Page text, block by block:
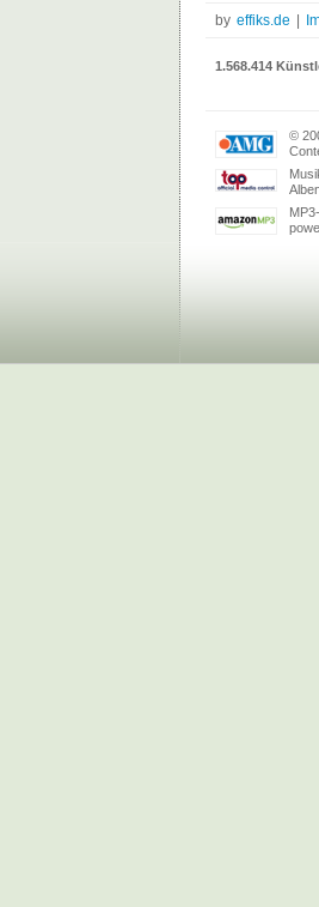
by effiks.de
1.568.414
©